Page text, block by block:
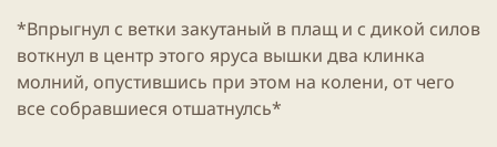
*Впрыгнул с ветки закутаный в плащ и с дикой силов
воткнул в центр этого яруса вышки два клинка
молний, опустившись при этом на колени, от чего
все собравшиеся отшатнулсь*